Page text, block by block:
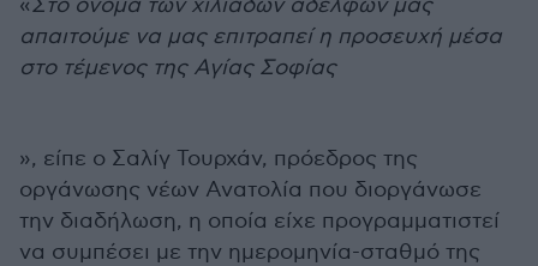
«Στο όνομα των χιλιάδων αδελφών μας
απαιτούμε να μας επιτραπεί η προσευχή μέσα
στο τέμενος της Αγίας Σοφίας
», είπε ο Σαλίγ Τουρχάν, πρόεδρος της
οργάνωσης νέων Ανατολία που διοργάνωσε
την διαδήλωση, η οποία είχε προγραμματιστεί
να συμπέσει με την ημερομηνία-σταθμό της